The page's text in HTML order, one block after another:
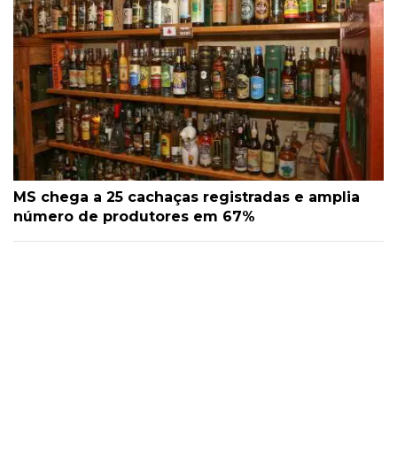
MS chega a 25 cachaças registradas e amplia
número de produtores em 67%